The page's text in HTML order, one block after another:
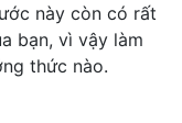
này còn có rất
bạn, vì vậy làm
thức nào.